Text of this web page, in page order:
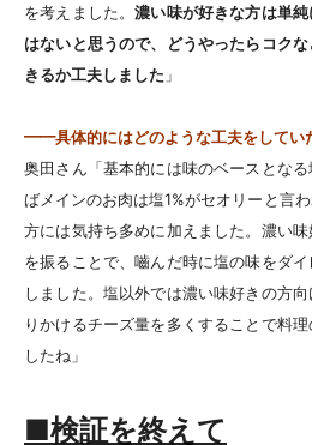
を考えました。濃い味が好きな方は単
はないと思うので、どうやったらコク
きるか工夫しました 」
━━具体的にはどのような工夫をしてい
奥田さん「基本的には味のベースとな
ばメインのお肉は塩1%がセオリーと言
方には気持ち多めに加えました。濃い
を振ることで、嚙んだ時に塩の味をダ
しました。塩以外では濃い味好きの方
りかけるチーズ量を多くすることで料
したね」
■検証を終えて